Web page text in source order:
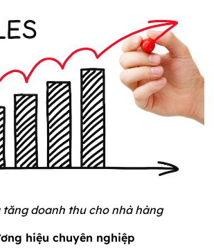
tăng doanh thu cho nhà hàng
hiệu chuyên nghiệp